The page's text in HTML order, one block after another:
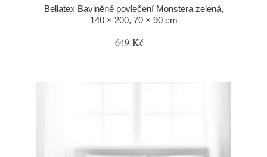
Bellatex Bavlněné povlečení Monstera zelená,
140 × 200, 70 × 90 cm
649 Kč